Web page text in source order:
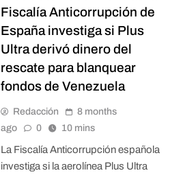
Fiscalía Anticorrupción de
España investiga si Plus
Ultra derivó dinero del
rescate para blanquear
fondos de Venezuela
Redacción
8 months
ago
0 10 mins
La Fiscalía Anticorrupción española
investiga si la aerolínea Plus Ultra